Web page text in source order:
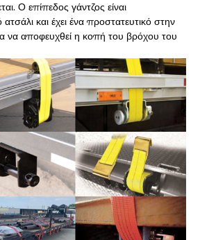
Ο επίπεδος γάντζος είναι
και έχει ένα προστατευτικό στην
να αποφευχθεί η κοπή του βρόχου του